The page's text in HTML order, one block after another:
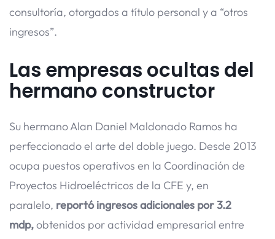
consultoría, otorgados a título personal y a “otros
ingresos”.
Las empresas ocultas del
hermano constructor
Su hermano Alan Daniel Maldonado Ramos ha
perfeccionado el arte del doble juego. Desde 2013
ocupa puestos operativos en la Coordinación de
Proyectos Hidroeléctricos de la CFE y, en
paralelo, reportó ingresos adicionales por 3.2
mdp,obtenidos por actividad empresarial entre